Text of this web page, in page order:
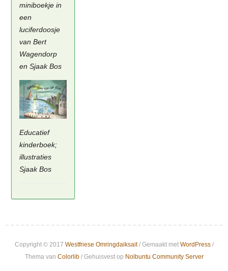
miniboekje in
een
luciferdoosje
van Bert
Wagendorp
en Sjaak Bos
Educatief
kinderboek;
illustraties
Sjaak Bos
Copyright © 2017 Westfriese Omringdaiksait/ Gemaakt met WordPress/
Thema van Colorlib/ Gehuisvest op Nolbuntu Community Server